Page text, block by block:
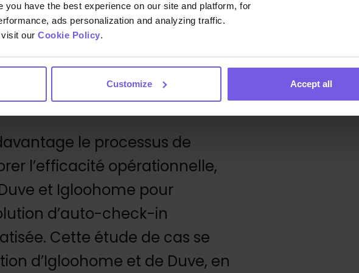
you have the best experience on our site and platform, for
ads personalization and analyzing traffic.
our Cookie Policy.
Customize Accept all
comprend plus de 200
villes, avec Londres,
Great Yarmouth et
marchés.
le processus de
l’efficacité opérationnelle,
et Igloohome pour
d’auto-check-in
Cette étude de cas se
d’Igloohome et de Duve, en